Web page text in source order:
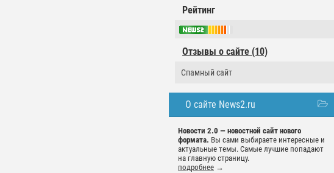
Рейтинг
Отзывы о сайте (10)
Спамный сайт
О сайте News2.ru
Новости 2.0 — новостной сайт нового
формата. Вы сами выбираете интересные и
актуальные темы. Самые лучшие попадают
на главную страницу.
подробнее →